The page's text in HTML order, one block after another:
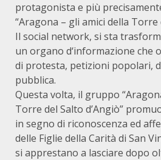
protagonista e più
“Aragona – gli amici della Torre
Il social network, si sta
un organo d‘informazione che
di protesta, petizioni popolari,
pubblica.
Questa volta, il gruppo
Torre del Salto d’Angiò”
in segno di riconoscenza ed
delle Figlie della Carità di San
si apprestano a lasciare dopo